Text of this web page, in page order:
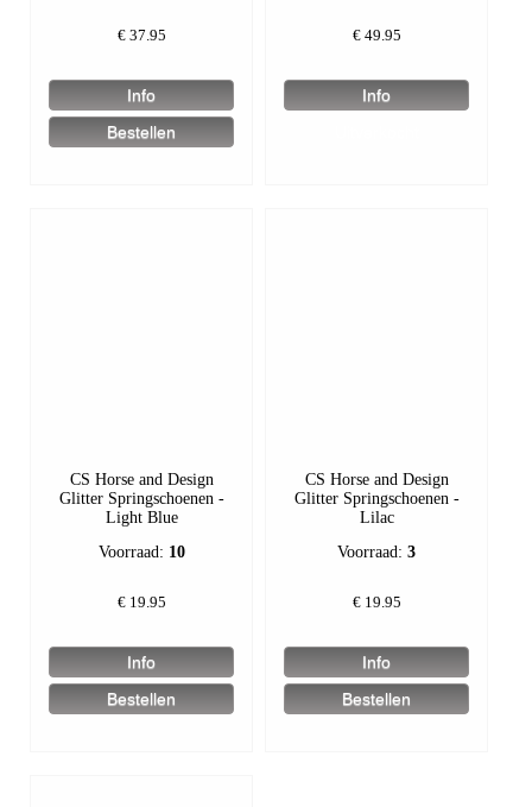
€ 37.95 € 49.95
CS Horse and Design
Glitter Springschoenen -
Light Blue
Voorraad: 10
€ 19.95
CS Horse and Design
Glitter Springschoenen -
Lilac
Voorraad:3
€ 19.95